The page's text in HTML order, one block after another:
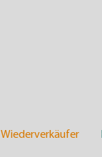
Wiederverkäufer